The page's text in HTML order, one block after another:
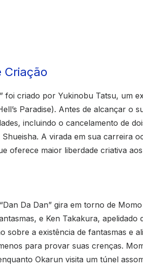
Criação
foi criado por Yukinobu Tatsu, um
Paradise). Antes de alcançar o
incluindo o cancelamento de
A virada em sua carreira
oferece maior liberdade criativa
Da Dan” gira em torno de
e Ken Takakura,
sobre a existência de fantasmas e
para provar suas crenças.
Okarun visita um túnel